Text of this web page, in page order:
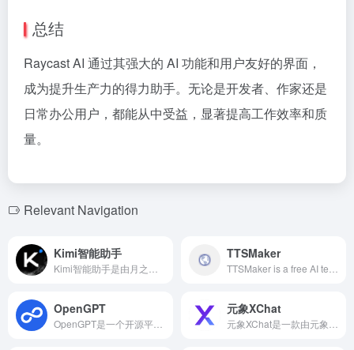
总结
Raycast AI 通过其强大的 AI 功能和用户友好的界面，
成为提升生产力的得力助手。无论是开发者、作家还是
日常办公用户，都能从中受益，显著提高工作效率和质
量。
Relevant Navigation
Kimi智能助手 TTSMaker
OpenGPT 元象XChat